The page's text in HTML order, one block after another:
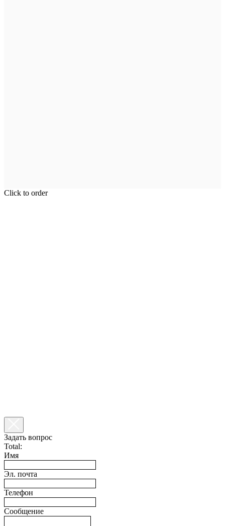
Click to order
Задать вопрос
Total:
Имя
Эл. почта
Телефон
Сообщение